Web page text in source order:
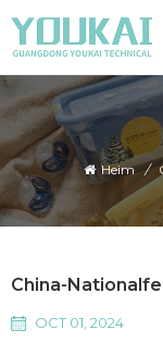
Heim /
China-
OCT 01, 2024